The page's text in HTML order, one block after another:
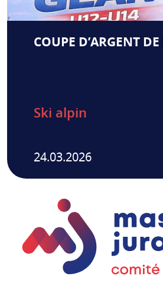
COUPE D’ARGENT DE
Ski alpin
24.03.2026